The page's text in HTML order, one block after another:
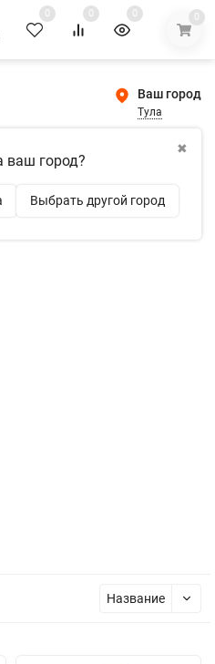
0 0 0 0
Ваш город
Тула
✖
ваш город?
Выбрать другой город
канал и получи
20W при покупке в
Название